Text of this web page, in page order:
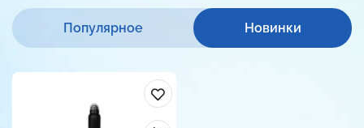
Популярное Новинки